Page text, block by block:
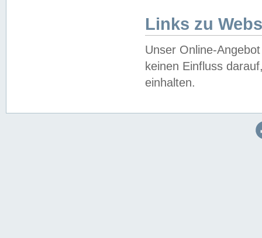
Links zu
Unser Online-
keinen Einfluss
einhalten.